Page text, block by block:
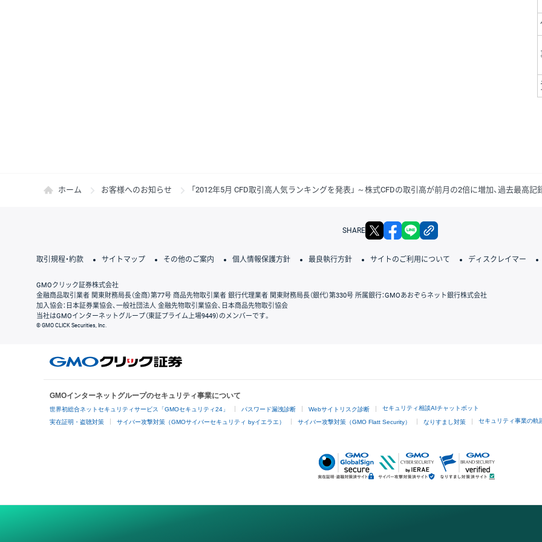
ホーム お客様へのお知らせ 「2012年5月 CFD取引高人気ランキングを発表」 ～株式CFDの取引高が前月の2倍に増加、過去最高記
SHARE X facebook
取引規程・約款 サイトマップ その他のご案内 個人情報保護方針 最良執行方針 サイトのご利用について ディスクレイマー
GMOクリック証券株式会社
金融商品取引業者 関東財務局長（金商）第77号 商品先物取引業者 銀行代理業者 関東財務局長（銀代）第330号 所属銀行：GMOあおぞらネット銀行株式会社
加入協会：日本証券業協会、一般社団法人 金融先物取引業協会、日本商品先物取引協会
当社はGMOインターネットグループ（東証プライム上場9449）のメンバーです。
© GMO CLICK Securities, Inc.
GMOインターネットグループのセキュリティ事業について
世界初総合ネットセキュリティサービス「GMOセキュリティ24」 パスワード漏洩診断 Webサイトリスク診断 セキュリティ相談AIチャットボット
実在証明・盗聴対策 サイバー攻撃対策（GMOサイバーセキュリティ byイエラエ） サイバー攻撃対策（GMO Flatt Security） なりすまし対策 セキュリティ事業の軌